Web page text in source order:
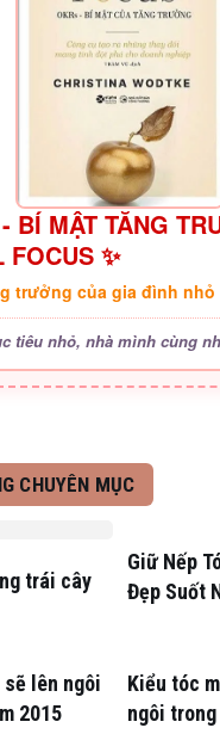
BÍ MẬT TĂNG
FOCUS ✨
trưởng của gia đình nhỏ
tiêu nhỏ, nhà mình cùng
CHUYÊN MỤC
trái cây
Giữ Nếp
Đẹp Suốt
lên ngôi
2015
Kiểu tóc
ngôi trong